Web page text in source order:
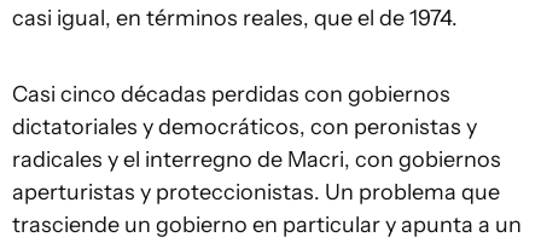
casi igual, en términos reales, que el de 1974.
Casi cinco décadas perdidas con gobiernos
dictatoriales y democráticos, con peronistas y
radicales y el interregno de Macri, con gobiernos
aperturistas y proteccionistas. Un problema que
trasciende un gobierno en particular y apunta a un